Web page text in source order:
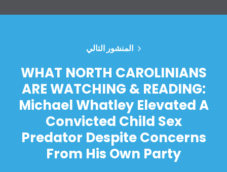
المنشور التالي
WHAT NORTH CAROLINIANS
ARE WATCHING & READING:
Michael Whatley Elevated A
Convicted Child Sex
Predator Despite Concerns
From His Own Party